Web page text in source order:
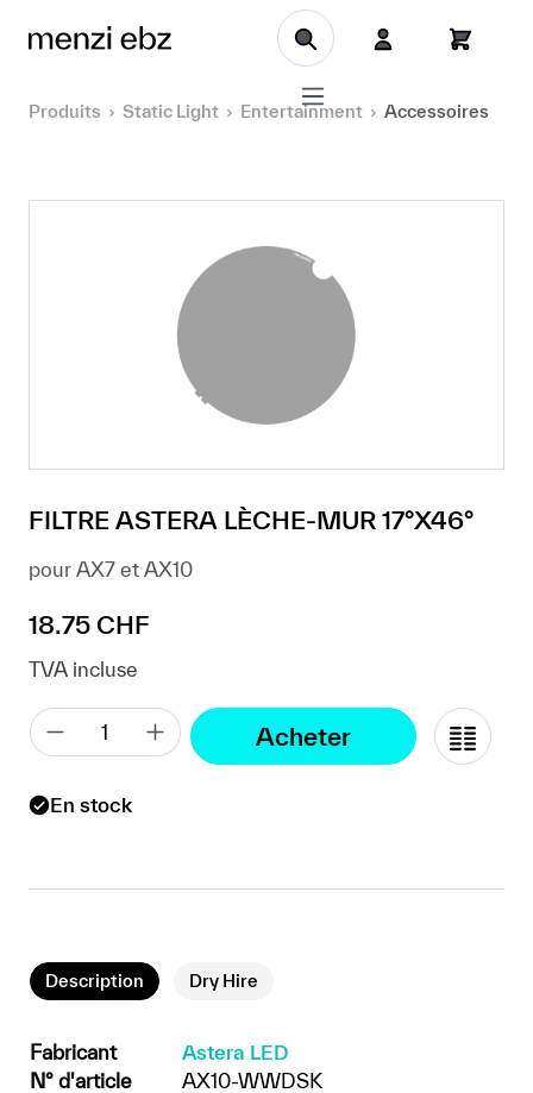
Aller au contenu principal
Produits Static Light Entertainment Accessoires
FILTRE ASTERA LÈCHE-MUR 17°X46°
pour AX7 et AX10
Prix régulier :
18.75 CHF
TVA incluse
Acheter
En stock
Description Dry Hire
Fabricant
Astera LED
N° d'article
AX10-WWDSK